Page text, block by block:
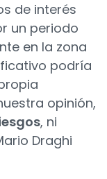
de interés
un periodo
en la zona
podría
opinión,
, ni
Draghi